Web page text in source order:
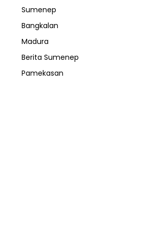
Sumenep
Bangkalan
Madura
Berita Sumenep
Pamekasan